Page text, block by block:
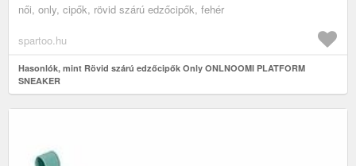
női, only, cipők, rövid szárú edzőcipők, fehér
spartoo.hu
Hasonlók, mint Rövid szárú edzőcipők Only ONLNOOMI PLATFORM
SNEAKER